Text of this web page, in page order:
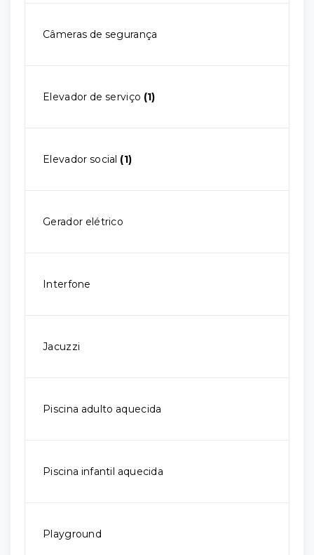
Câmeras de segurança
Elevador de serviço (1)
Elevador social (1)
Gerador elétrico
Interfone
Jacuzzi
Piscina adulto aquecida
Piscina infantil aquecida
Playground